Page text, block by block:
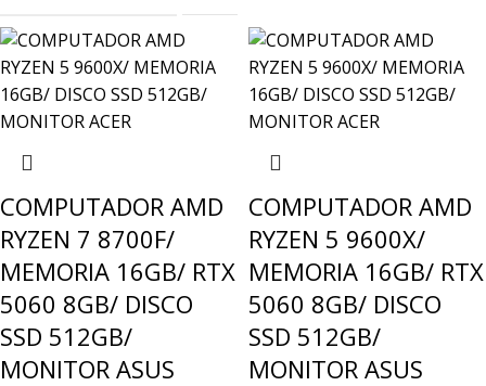
COMPUTADOR AMD
RYZEN 7 8700F/
MEMORIA 16GB/ RTX
5060 8GB/ DISCO
SSD 512GB/
MONITOR ASUS
COMPUTADOR AMD
RYZEN 5 9600X/
MEMORIA 16GB/ RTX
5060 8GB/ DISCO
SSD 512GB/
MONITOR ASUS